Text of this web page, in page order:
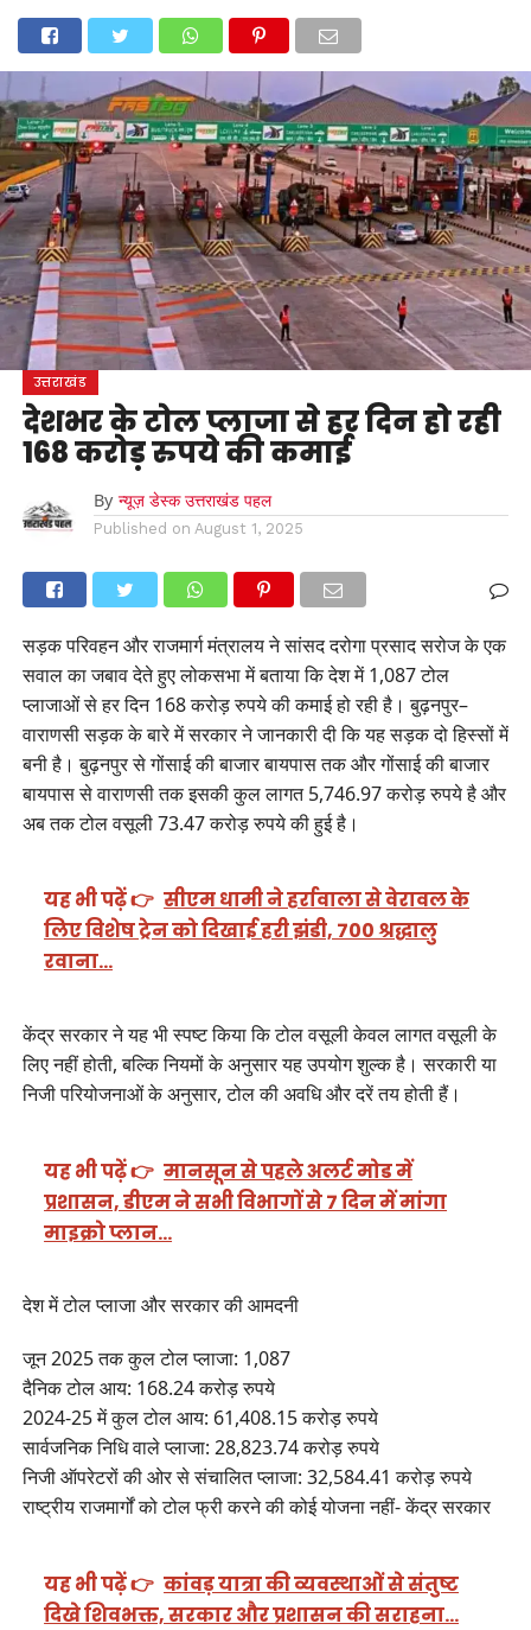
उत्तराखंड उत्तरकाशी उधम सिंह नगर चंपावत चमोली
देहरादूननैनीतालपिथौरागढ़पौड़ी गढ़वालबागेश्वररुद्रप्रयागहरिद्वार देशदुनिया
मनोरंजन
उत्तराखंड
देशभर के टोल प्लाजा से हर दिन हो रही
168 करोड़ रुपये की कमाई
By न्यूज़ डेस्क उत्तराखंड पहल
Published on August 1, 2025
सड़क परिवहन और राजमार्ग मंत्रालय ने सांसद दरोगा प्रसाद सरोज के एक
सवाल का जबाव देते हुए लोकसभा में बताया कि देश में 1,087 टोल
प्लाजाओं से हर दिन 168 करोड़ रुपये की कमाई हो रही है। बुढ़नपुर–
वाराणसी सड़क के बारे में सरकार ने जानकारी दी कि यह सड़क दो हिस्सों में
बनी है। बुढ़नपुर से गोंसाई की बाजार बायपास तक और गोंसाई की बाजार
बायपास से वाराणसी तक इसकी कुल लागत 5,746.97 करोड़ रुपये है और
अब तक टोल वसूली 73.47 करोड़ रुपये की हुई है।
यह भी पढ़ें 👉 सीएम धामी ने हर्रावाला से वेरावल के
लिए विशेष ट्रेन को दिखाई हरी झंडी, 700 श्रद्धालु
रवाना…
केंद्र सरकार ने यह भी स्पष्ट किया कि टोल वसूली केवल लागत वसूली के
लिए नहीं होती, बल्कि नियमों के अनुसार यह उपयोग शुल्क है। सरकारी या
निजी परियोजनाओं के अनुसार, टोल की अवधि और दरें तय होती हैं।
यह भी पढ़ें 👉 मानसून से पहले अलर्ट मोड में
प्रशासन, डीएम ने सभी विभागों से 7 दिन में मांगा
माइक्रो प्लान…
देश में टोल प्लाजा और सरकार की आमदनी
जून 2025 तक कुल टोल प्लाजा: 1,087
दैनिक टोल आय: 168.24 करोड़ रुपये
2024-25 में कुल टोल आय: 61,408.15 करोड़ रुपये
सार्वजनिक निधि वाले प्लाजा: 28,823.74 करोड़ रुपये
निजी ऑपरेटरों की ओर से संचालित प्लाजा: 32,584.41 करोड़ रुपये
राष्ट्रीय राजमार्गों को टोल फ्री करने की कोई योजना नहीं- केंद्र सरकार
यह भी पढ़ें 👉 कांवड़ यात्रा की व्यवस्थाओं से संतुष्ट
दिखे शिवभक्त, सरकार और प्रशासन की सराहना…